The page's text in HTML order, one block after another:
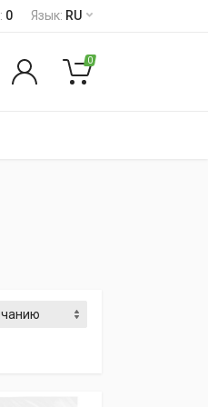
: 0 Язык: RU
0